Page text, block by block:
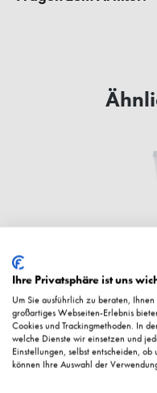
Ihre Privatsphäre ist uns
Um Sie ausführlich zu beraten,
großartiges Webseiten-Erlebnis
Cookies und Trackingmethoden. In
welche Dienste wir einsetzen und
Einstellungen, selbst entscheiden,
können Ihre Auswahl der